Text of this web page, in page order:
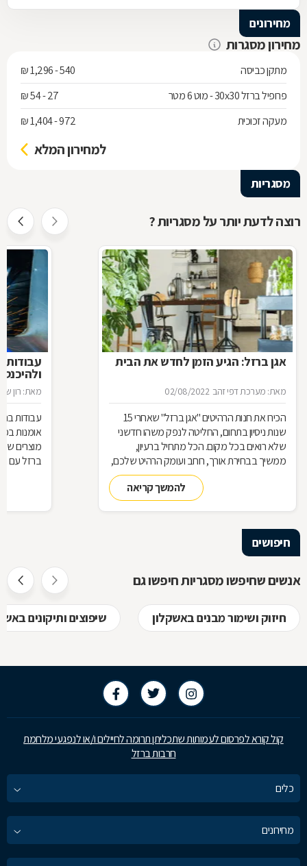
מחירונים
מחירון מסגרות
מתקן כביסה
540 - 1,296 ₪
פרופיל ברזל 30x30 - מוט 6 מטר
27 - 54 ₪
מעקה זכוכית
972 - 1,404 ₪
למחירון המלא
מסגריות
רוצה לדעת יותר על מסגריות ?
אגן ברזל: הגיע הזמן לחדש את הבית
מאת: מערכת דפי זהב 02/08/2022
הכירו את חנות הרהיטים ''אגן ברזל'' שאחרי 15
שנות ניסיון בתחום, החליטה לנפק משהו חדשני
שלא רואים בכל מקום. הכל מתחיל ברעיון,
ממשיך בבחירת אורך, רוחב ועומק הרהיט שלכם,
ממשיך בייצור מקורי ממיטב חומרי הגלם ומסתיים
ביצירת הפתרון המרשים והמעשי ביותר עבורכם
להמשך קריאה
עבודות
מאת: רון
עבודות
אומנות
מוצרים
ברזל עם
חיפושים
אנשים שחיפשו מסגריות חיפשו גם
חיזוק ושימור מבנים באשקלון שיפוצים ותיקונים
קול קורא לפרסום לעמותות שתכליתן תרומה לחיילים ו/או לנפגעי מלחמת
חרבות ברזל
כלים
מחירונים